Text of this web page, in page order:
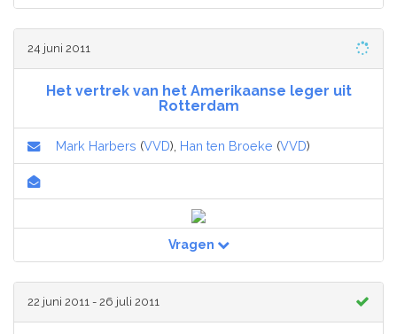
24 juni 2011
Het vertrek van het Amerikaanse leger uit
Rotterdam
Mark Harbers (VVD), Han ten Broeke (VVD)
Vragen
22 juni 2011 - 26 juli 2011